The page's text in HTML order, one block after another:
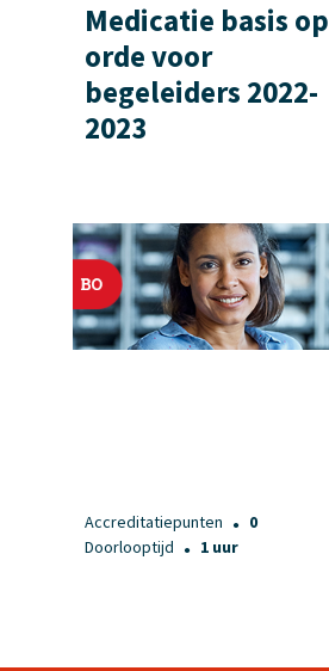
Medicatie basis op
orde voor
begeleiders 2022-
2023
Accreditatiepunten ●
0
Doorlooptijd
● 1 uur